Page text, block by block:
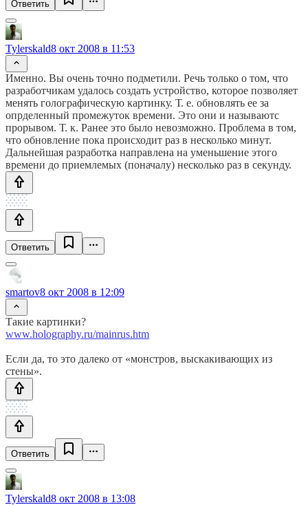
Ответить
Tylerskald8 окт 2008 в 11:53
Именно. Вы очень точно подметили. Речь только о том, что
разработчикам удалось создать устройство, которое позволяет
менять голографическую картинку. Т. е. обновлять ее за
опрделенный промежуток времени. Это они и называютс
прорывом. Т. к. Ранее это было невозможно. Проблема в том,
что обновление пока происходит раз в несколько минут.
Дальнейшая разработка направлена на уменьшение этого
времени до приемлемых (поначалу) несколько раз в секунду.
Ответить
smartov8 окт 2008 в 12:09
Такие картинки?
www.holography.ru/mainrus.htm
Если да, то это далеко от «монстров, выскакивающих из
стены».
Ответить
Tylerskald8 окт 2008 в 13:08